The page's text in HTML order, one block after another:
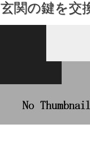
玄関の鍵を交